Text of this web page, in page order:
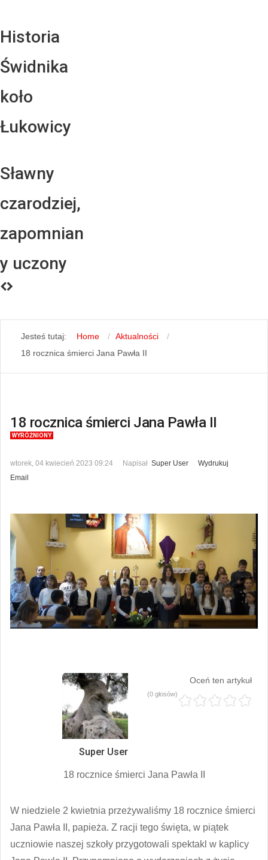
Historia
Świdnika
koło
Łukowicy
Sławny
czarodziej,
zapomnian
y uczony
Jesteś tutaj: Home
Aktualności
18 rocznica śmierci Jana Pawła II
18 rocznica śmierci Jana Pawła II
WYRÓŻNIONY
wtorek, 04 kwiecień 2023 09:24 Napisał Super User
Wydrukuj
Email
Super User
Oceń ten artykuł
(0 głosów)
18 rocznice śmierci Jana Pawła II
W niedziele 2 kwietnia przeżywaliśmy 18 rocznice śmierci
Jana Pawła II, papieża. Z racji tego święta, w piątek
uczniowie naszej szkoły przygotowali spektakl w kaplicy